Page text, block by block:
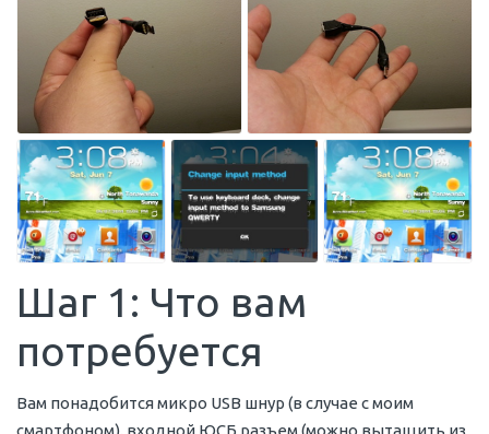
Шаг 1: Что вам
потребуется
Вам понадобится микро USB шнур (в случае с моим
смартфоном), входной ЮСБ разъем (можно вытащить из